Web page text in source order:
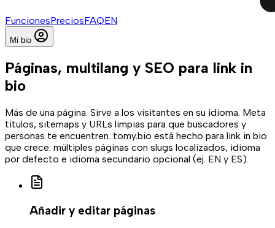
FuncionesPreciosFAQEN
Mi bio
Páginas, multilang y SEO para link in
bio
Más de una página. Sirve a los visitantes en su idioma. Meta
títulos, sitemaps y URLs limpias para que buscadores y
personas te encuentren. tomy.bio está hecho para link in bio
que crece: múltiples páginas con slugs localizados, idioma
por defecto e idioma secundario opcional (ej. EN y ES).
Añadir y editar páginas